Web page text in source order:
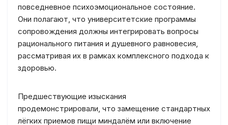
повседневное психоэмоциональное состояние.
Они полагают, что университетские программы
сопровождения должны интегрировать вопросы
рационального питания и душевного равновесия,
рассматривая их в рамках комплексного подхода к
здоровью.
Предшествующие изыскания
продемонстрировали, что замещение стандартных
лёгких приемов пищи миндалём или включение